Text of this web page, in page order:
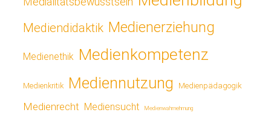
Mediendidaktik Medienerziehung
Medienethik Medienkompetenz
Medienkritik Mediennutzung Medienpädagogik
Medienrecht Mediensucht Medienwahrnehmung